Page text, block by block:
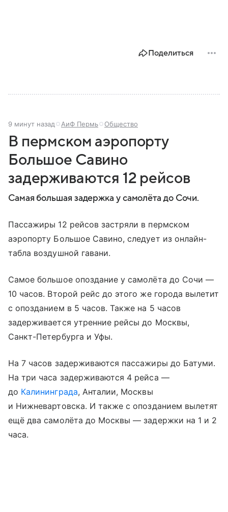
Поделиться
9 минут назад АиФ Пермь Общество
В пермском аэропорту
Большое Савино
задерживаются 12 рейсов
Самая большая задержка у самолёта до Сочи.
Пассажиры 12 рейсов застряли в пермском
аэропорту Большое Савино, следует из онлайн-
табла воздушной гавани.
Самое большое опоздание у самолёта до Сочи —
10 часов. Второй рейс до этого же города вылетит
с опозданием в 5 часов. Также на 5 часов
задерживается утренние рейсы до Москвы,
Санкт-Петербурга и Уфы.
На 7 часов задерживаются пассажиры до Батуми.
На три часа задерживаются 4 рейса —
до Калининграда, Анталии, Москвы
и Нижневартовска. И также с опозданием вылетят
ещё два самолёта до Москвы — задержки на 1 и 2
часа.